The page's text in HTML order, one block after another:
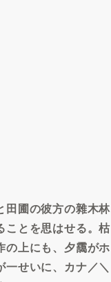
田圃の彼方の雜木林
ことを思はせる。枯
の上にも、夕靄がホ
せいに、カナ／＼